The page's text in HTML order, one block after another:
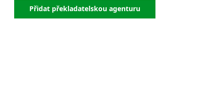
Přidat překladatelskou agenturu